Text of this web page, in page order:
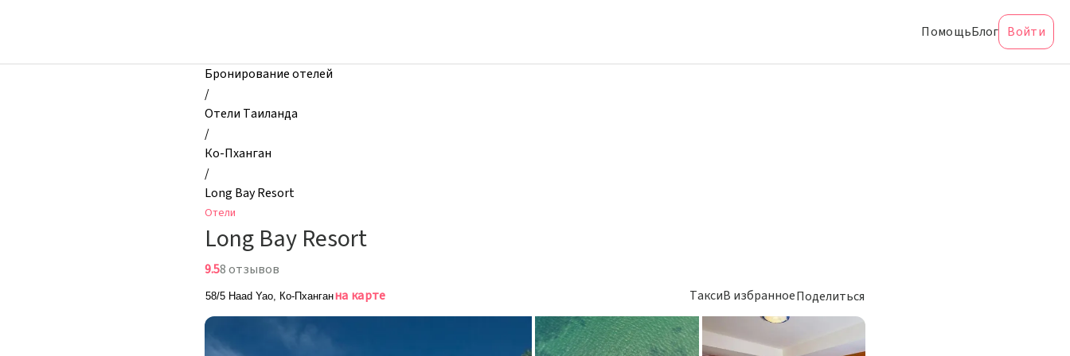
Long
ПомощьБлог Войти
Бронирование отелей
/
Отели Таиланда
/
Ко-Пханган
/
Long Bay Resort
Отели
Long Bay Resort
9.58 отзывов
58/5 Haad Yao, Ко-Пханганна карте ТаксиВ избранноеПоделиться